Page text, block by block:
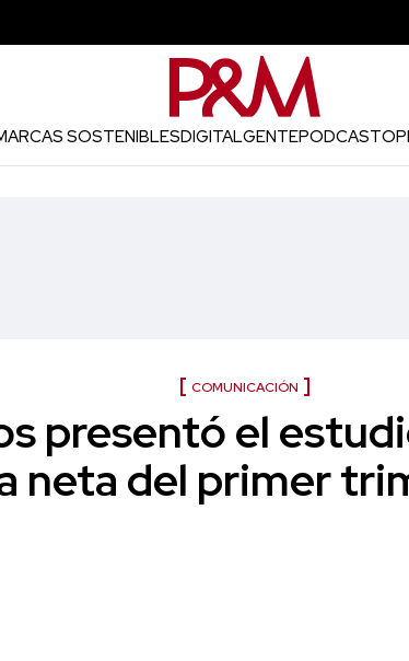
SOSTENIBLESDIGITALGENTEPODCAST
COMUNICACIÓN
presentó el
neta del primer